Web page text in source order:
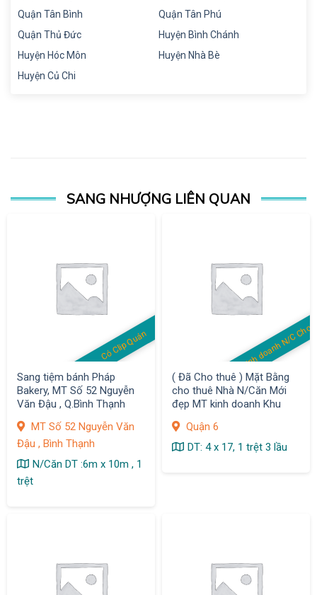
Quận Tân Bình
Quận Tân Phú
Quận Thủ Đức
Huyện Bình Chánh
Huyện Hóc Môn
Huyện Nhà Bè
Huyện Củ Chi
SANG NHƯỢNG LIÊN QUAN
Có Clip Quán
Sang tiệm bánh Pháp
Bakery, MT Số 52 Nguyễn
Văn Đậu , Q.Bình Thạnh
MT Số 52 Nguyễn Văn
Đậu , Bình Thạnh
N/Căn DT :6m x 10m , 1
trệt
MB kinh doanh N/C
( Đã Cho thuê ) Mặt Bằng
cho thuê Nhà N/Căn Mới
đẹp MT kinh doanh Khu
Quận 6
DT: 4 x 17, 1 trệt 3 lầu